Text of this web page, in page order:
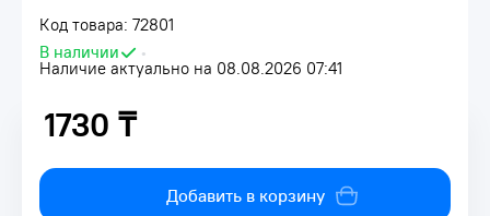
Код товара: 72801
В наличии
•
Наличие актуально на 08.08.2026 07:41
1730 ₸
1730 ₸
Добавить в корзину